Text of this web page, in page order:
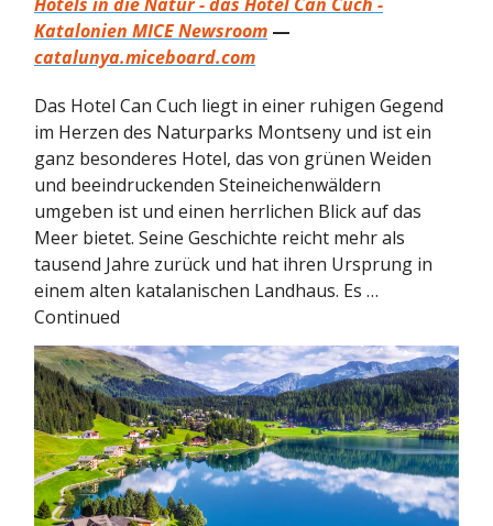
Katalonien MICE Newsroom —
catalunya.miceboard.com
Das Hotel Can Cuch liegt in einer ruhigen Gegend
im Herzen des Naturparks Montseny und ist ein
ganz besonderes Hotel, das von grünen Weiden
und beeindruckenden Steineichenwäldern
umgeben ist und einen herrlichen Blick auf das
Meer bietet. Seine Geschichte reicht mehr als
tausend Jahre zurück und hat ihren Ursprung in
einem alten katalanischen Landhaus. Es …
Continued